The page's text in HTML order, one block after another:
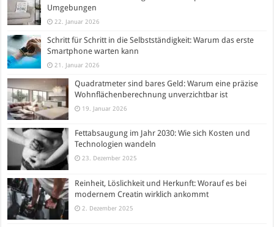
Umgebungen
22. Januar 2026
Schritt für Schritt in die Selbstständigkeit: Warum das erste
Smartphone warten kann
21. Januar 2026
Quadratmeter sind bares Geld: Warum eine präzise
Wohnflächenberechnung unverzichtbar ist
19. Januar 2026
Fettabsaugung im Jahr 2030: Wie sich Kosten und
Technologien wandeln
23. Dezember 2025
Reinheit, Löslichkeit und Herkunft: Worauf es bei
modernem Creatin wirklich ankommt
2. Dezember 2025